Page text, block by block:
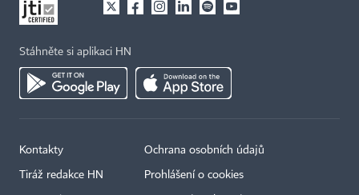
Stáhněte si aplikaci HN
Kontakty
Tiráž redakce HN
Ochrana osobních údajů
Prohlášení o cookies